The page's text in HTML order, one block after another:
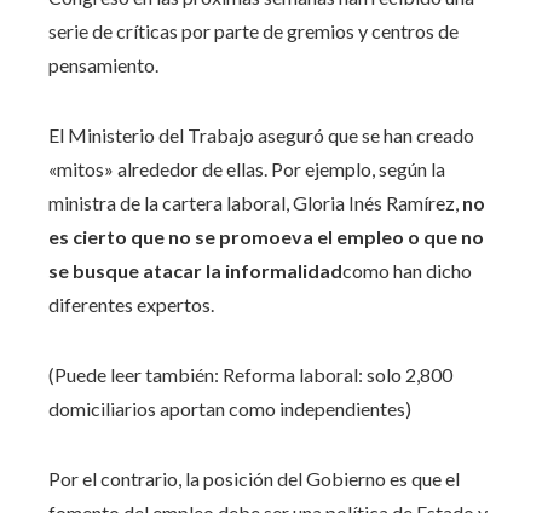
serie de críticas por parte de gremios y centros de
pensamiento.
El Ministerio del Trabajo aseguró que se han creado
«mitos» alrededor de ellas. Por ejemplo, según la
ministra de la cartera laboral, Gloria Inés Ramírez, no
es cierto que no se promoeva el empleo o que no
se busque atacar la informalidadcomo han dicho
diferentes expertos.
(Puede leer también: Reforma laboral: solo 2,800
domiciliarios aportan como independientes)
Por el contrario, la posición del Gobierno es que el